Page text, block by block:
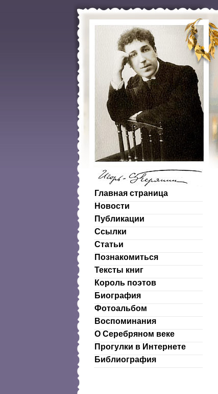
Главная страница
Новости
Публикации
Ссылки
Статьи
Познакомиться
Тексты книг
Король поэтов
Биография
Фотоальбом
Воспоминания
О Серебряном веке
Прогулки в Интернете
Библиография